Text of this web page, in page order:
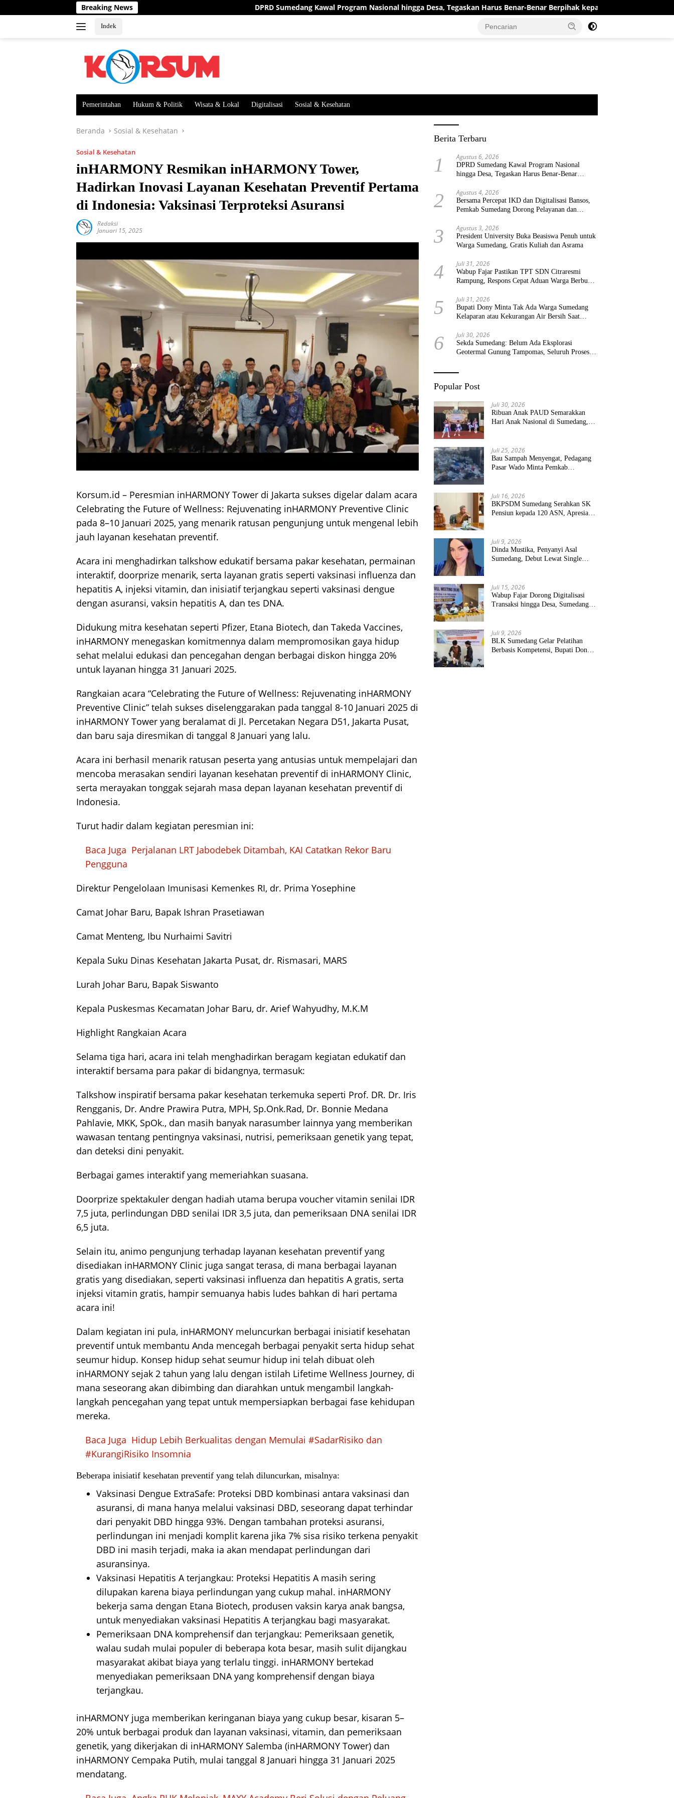
ke
Breaking News DPRD Sumedang Kawal Program Nasional hingga Desa, Tegaskan Harus Benar-Benar Berpihak kepada Rakyat
Indek
Pemerintahan Hukum & Politik Wisata & Lokal Digitalisasi Sosial & Kesehatan
Beranda Sosial & Kesehatan
Sosial & Kesehatan
inHARMONY Resmikan inHARMONY Tower,
Hadirkan Inovasi Layanan Kesehatan Preventif Pertama
di Indonesia: Vaksinasi Terproteksi Asuransi
Redaksi
Januari 15, 2025
Korsum.id – Peresmian inHARMONY Tower di Jakarta sukses digelar dalam acara
Celebrating the Future of Wellness: Rejuvenating inHARMONY Preventive Clinic
pada 8–10 Januari 2025, yang menarik ratusan pengunjung untuk mengenal lebih
jauh layanan kesehatan preventif.
Acara ini menghadirkan talkshow edukatif bersama pakar kesehatan, permainan
interaktif, doorprize menarik, serta layanan gratis seperti vaksinasi influenza dan
hepatitis A, injeksi vitamin, dan inisiatif terjangkau seperti vaksinasi dengue
dengan asuransi, vaksin hepatitis A, dan tes DNA.
Didukung mitra kesehatan seperti Pfizer, Etana Biotech, dan Takeda Vaccines,
inHARMONY menegaskan komitmennya dalam mempromosikan gaya hidup
sehat melalui edukasi dan pencegahan dengan berbagai diskon hingga 20%
untuk layanan hingga 31 Januari 2025.
Rangkaian acara “Celebrating the Future of Wellness: Rejuvenating inHARMONY
Preventive Clinic” telah sukses diselenggarakan pada tanggal 8-10 Januari 2025 di
inHARMONY Tower yang beralamat di Jl. Percetakan Negara D51, Jakarta Pusat,
dan baru saja diresmikan di tanggal 8 Januari yang lalu.
Acara ini berhasil menarik ratusan peserta yang antusias untuk mempelajari dan
mencoba merasakan sendiri layanan kesehatan preventif di inHARMONY Clinic,
serta merayakan tonggak sejarah masa depan layanan kesehatan preventif di
Indonesia.
Turut hadir dalam kegiatan peresmian ini:
Baca Juga Perjalanan LRT Jabodebek Ditambah, KAI Catatkan Rekor Baru
Pengguna
Direktur Pengelolaan Imunisasi Kemenkes RI, dr. Prima Yosephine
Camat Johar Baru, Bapak Ishran Prasetiawan
Camat Menteng, Ibu Nurhaimi Savitri
Kepala Suku Dinas Kesehatan Jakarta Pusat, dr. Rismasari, MARS
Lurah Johar Baru, Bapak Siswanto
Kepala Puskesmas Kecamatan Johar Baru, dr. Arief Wahyudhy, M.K.M
Highlight Rangkaian Acara
Selama tiga hari, acara ini telah menghadirkan beragam kegiatan edukatif dan
interaktif bersama para pakar di bidangnya, termasuk:
Talkshow inspiratif bersama pakar kesehatan terkemuka seperti Prof. DR. Dr. Iris
Rengganis, Dr. Andre Prawira Putra, MPH, Sp.Onk.Rad, Dr. Bonnie Medana
Pahlavie, MKK, SpOk., dan masih banyak narasumber lainnya yang memberikan
wawasan tentang pentingnya vaksinasi, nutrisi, pemeriksaan genetik yang tepat,
dan deteksi dini penyakit.
Berbagai games interaktif yang memeriahkan suasana.
Doorprize spektakuler dengan hadiah utama berupa voucher vitamin senilai IDR
7,5 juta, perlindungan DBD senilai IDR 3,5 juta, dan pemeriksaan DNA senilai IDR
6,5 juta.
Selain itu, animo pengunjung terhadap layanan kesehatan preventif yang
disediakan inHARMONY Clinic juga sangat terasa, di mana berbagai layanan
gratis yang disediakan, seperti vaksinasi influenza dan hepatitis A gratis, serta
injeksi vitamin gratis, hampir semuanya habis ludes bahkan di hari pertama
acara ini!
Dalam kegiatan ini pula, inHARMONY meluncurkan berbagai inisiatif kesehatan
preventif untuk membantu Anda mencegah berbagai penyakit serta hidup sehat
seumur hidup. Konsep hidup sehat seumur hidup ini telah dibuat oleh
inHARMONY sejak 2 tahun yang lalu dengan istilah Lifetime Wellness Journey, di
mana seseorang akan dibimbing dan diarahkan untuk mengambil langkah-
langkah pencegahan yang tepat untuk mempersiapkan berbagai fase kehidupan
mereka.
Baca Juga Hidup Lebih Berkualitas dengan Memulai #SadarRisiko dan
#KurangiRisiko Insomnia
Beberapa inisiatif kesehatan preventif yang telah diluncurkan, misalnya:
Vaksinasi Dengue ExtraSafe: Proteksi DBD kombinasi antara vaksinasi dan
asuransi, di mana hanya melalui vaksinasi DBD, seseorang dapat terhindar
dari penyakit DBD hingga 93%. Dengan tambahan proteksi asuransi,
perlindungan ini menjadi komplit karena jika 7% sisa risiko terkena penyakit
DBD ini masih terjadi, maka ia akan mendapat perlindungan dari
asuransinya.
Vaksinasi Hepatitis A terjangkau: Proteksi Hepatitis A masih sering
dilupakan karena biaya perlindungan yang cukup mahal. inHARMONY
bekerja sama dengan Etana Biotech, produsen vaksin karya anak bangsa,
untuk menyediakan vaksinasi Hepatitis A terjangkau bagi masyarakat.
Pemeriksaan DNA komprehensif dan terjangkau: Pemeriksaan genetik,
walau sudah mulai populer di beberapa kota besar, masih sulit dijangkau
masyarakat akibat biaya yang terlalu tinggi. inHARMONY bertekad
menyediakan pemeriksaan DNA yang komprehensif dengan biaya
terjangkau.
inHARMONY juga memberikan keringanan biaya yang cukup besar, kisaran 5–
20% untuk berbagai produk dan layanan vaksinasi, vitamin, dan pemeriksaan
genetik, yang dikerjakan di inHARMONY Salemba (inHARMONY Tower) dan
inHARMONY Cempaka Putih, mulai tanggal 8 Januari hingga 31 Januari 2025
mendatang.
Berita Terbaru
1 Agustus 6, 2026
DPRD Sumedang Kawal Program Nasional
hingga Desa, Tegaskan Harus Benar-Benar
2 Agustus 4, 2026
Bersama Percepat IKD dan Digitalisasi Bansos,
Pemkab Sumedang Dorong Pelayanan dan
3 Agustus 3, 2026
President University Buka Beasiswa Penuh untuk
Warga Sumedang, Gratis Kuliah dan Asrama
4 Juli 31, 2026
Wabup Fajar Pastikan TPT SDN Citraresmi
Rampung, Respons Cepat Aduan Warga Berbuah
5 Juli 31, 2026
Bupati Dony Minta Tak Ada Warga Sumedang
Kelaparan atau Kekurangan Air Bersih Saat
6 Juli 30, 2026
Sekda Sumedang: Belum Ada Eksplorasi
Geotermal Gunung Tampomas, Seluruh Proses
Popular Post
Juli 30, 2026
Ribuan Anak PAUD Semarakkan
Hari Anak Nasional di Sumedang,
Juli 25, 2026
Bau Sampah Menyengat, Pedagang
Pasar Wado Minta Pemkab
Juli 16, 2026
BKPSDM Sumedang Serahkan SK
Pensiun kepada 120 ASN, Apresiasi
Juli 9, 2026
Dinda Mustika, Penyanyi Asal
Sumedang, Debut Lewat Single
Juli 15, 2026
Wabup Fajar Dorong Digitalisasi
Transaksi hingga Desa, Sumedang
Juli 9, 2026
BLK Sumedang Gelar Pelatihan
Berbasis Kompetensi, Bupati Dony